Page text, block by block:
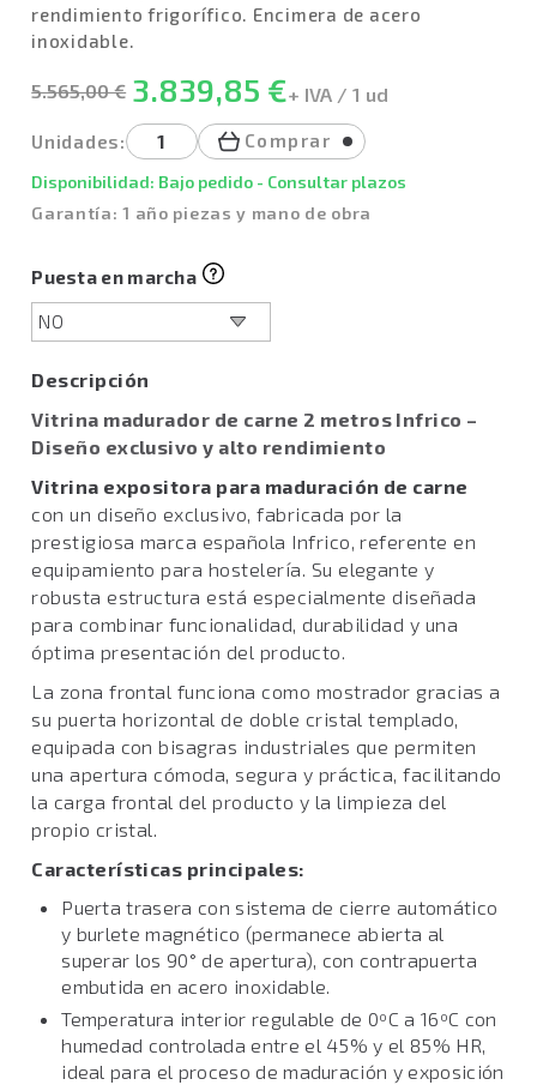
rendimiento frigorífico. Encimera de acero
inoxidable.
5.565,00 € 3.839,85 €+ IVA / 1 ud
Unidades: Comprar
Disponibilidad: Bajo pedido - Consultar plazos
Garantía: 1 año piezas y mano de obra
Puesta en marcha
Descripción
Vitrina madurador de carne 2 metros Infrico –
Diseño exclusivo y alto rendimiento
Vitrina expositora para maduración de carne
con un diseño exclusivo, fabricada por la
prestigiosa marca española Infrico, referente en
equipamiento para hostelería. Su elegante y
robusta estructura está especialmente diseñada
para combinar funcionalidad, durabilidad y una
óptima presentación del producto.
La zona frontal funciona como mostrador gracias a
su puerta horizontal de doble cristal templado,
equipada con bisagras industriales que permiten
una apertura cómoda, segura y práctica, facilitando
la carga frontal del producto y la limpieza del
propio cristal.
Características principales:
Puerta trasera con sistema de cierre automático
y burlete magnético (permanece abierta al
superar los 90° de apertura), con contrapuerta
embutida en acero inoxidable.
Temperatura interior regulable de 0ºC a 16ºC con
humedad controlada entre el 45% y el 85% HR,
ideal para el proceso de maduración y exposición